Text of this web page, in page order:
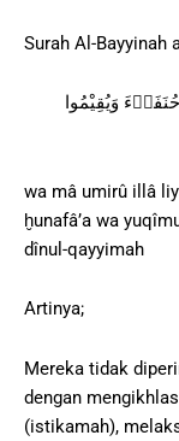
Surah Al-Bayyinah
حُنَفَاۤءَ وَيُقِيْمُوا
wa mâ umirû illâ
ḫunafâ’a wa
dînul-qayyimah
Artinya;
Mereka tidak
dengan
(istikamah),